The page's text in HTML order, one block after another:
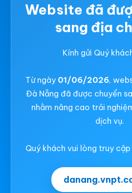
Website đã
sang địa
Kính gửi Quý
Từ ngày 01/06/2026,
Đà Nẵng đã được chuyển
nhằm nâng cao trải
dịch vụ.
Quý khách vui lòng truy